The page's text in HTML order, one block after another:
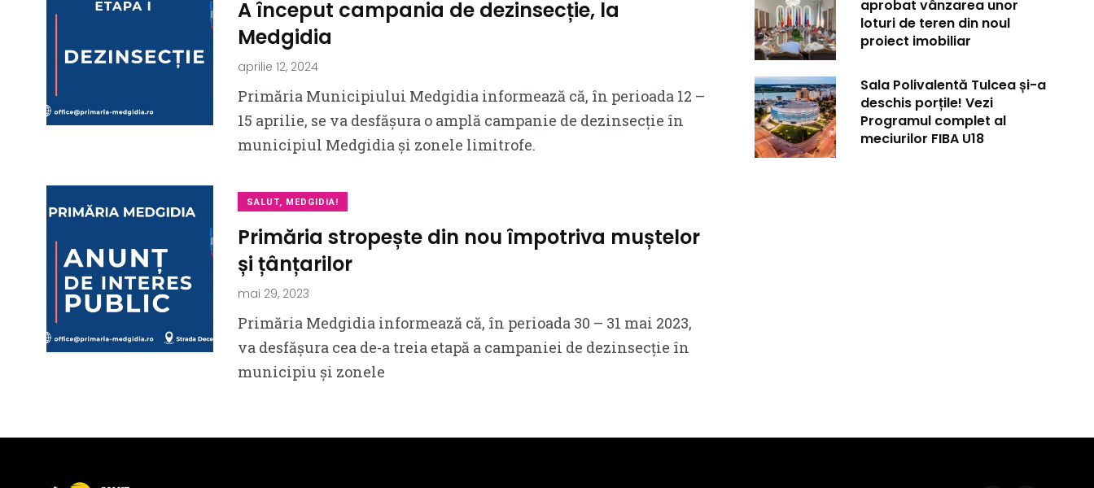
A început campania de dezinsecție, la
Medgidia
aprilie 12, 2024
Primăria Municipiului Medgidia informează că, în perioada 12 –
15 aprilie, se va desfășura o amplă campanie de dezinsecție în
municipiul Medgidia și zonele limitrofe.
SALUT, MEDGIDIA!
Primăria stropește din nou împotriva muștelor
și țânțarilor
mai 29, 2023
Primăria Medgidia informează că, în perioada 30 – 31 mai 2023,
va desfășura cea de-a treia etapă a campaniei de dezinsecție în
municipiu și zonele
aprobat vânzarea unor
loturi de teren din noul
proiect imobiliar
Sala Polivalentă Tulcea și-a
deschis porțile! Vezi
Programul complet al
meciurilor FIBA U18